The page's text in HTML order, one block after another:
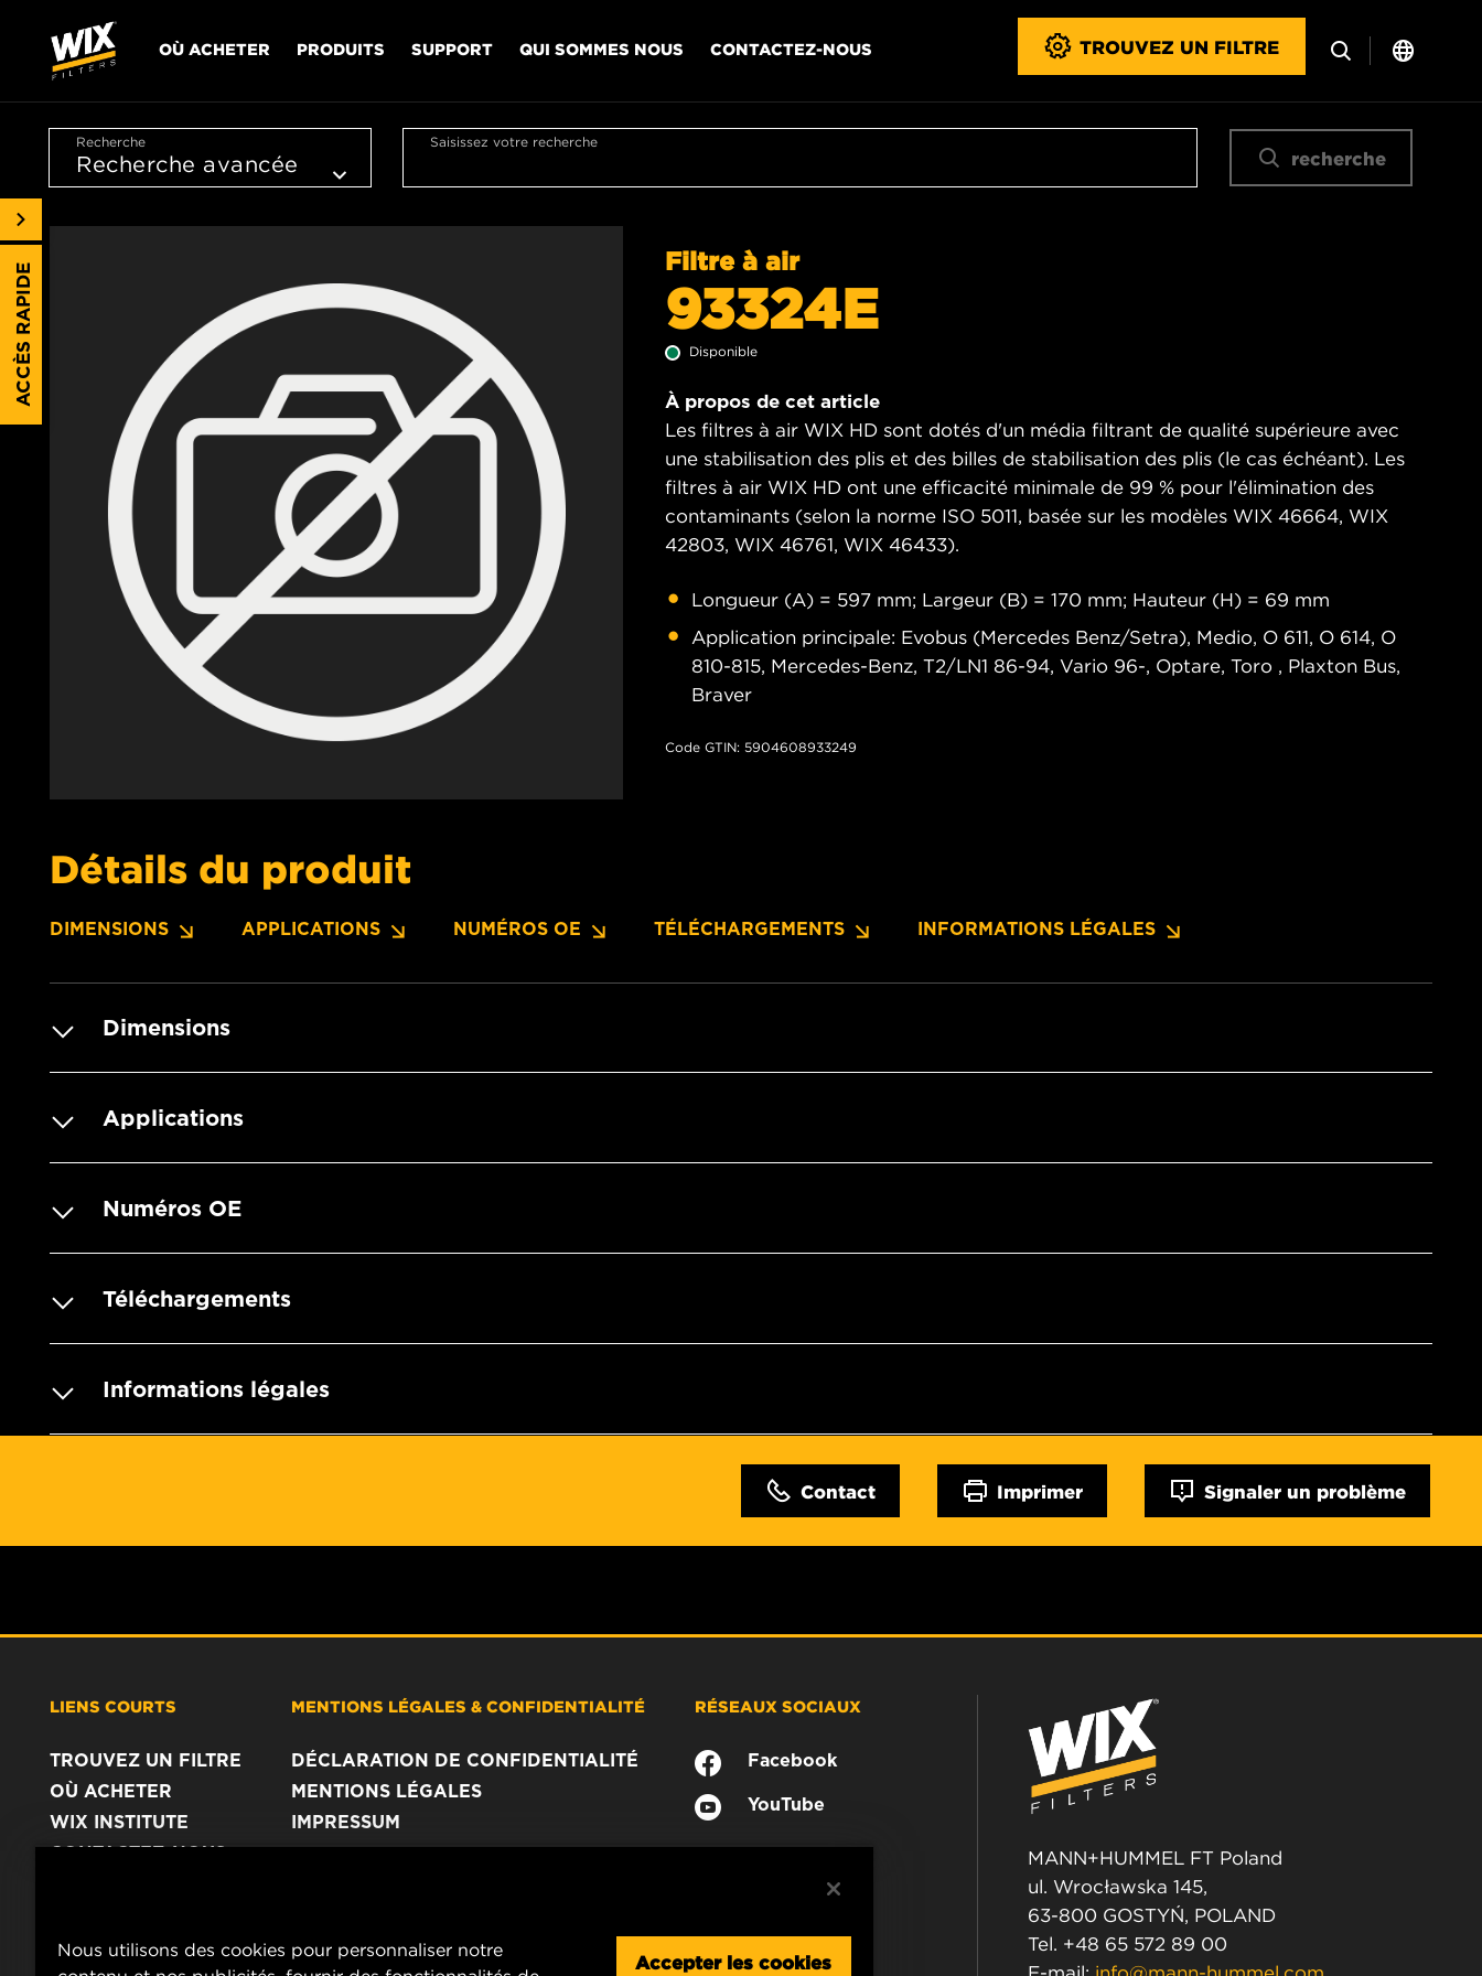
OÙ ACHETER PRODUITS SUPPORT QUI SOMMES NOUS CONTACTEZ-NOUS TROUVEZ UN FILTRE
Recherche Saisissez votre recherche
recherche
Filtre à air
93324E
Disponible
À propos de cet article
Les filtres à air WIX HD sont dotés d'un média filtrant de qualité supérieure avec
une stabilisation des plis et des billes de stabilisation des plis (le cas échéant). Les
filtres à air WIX HD ont une efficacité minimale de 99 % pour l'élimination des
contaminants (selon la norme ISO 5011, basée sur les modèles WIX 46664, WIX
42803, WIX 46761, WIX 46433).
Longueur (A) = 597 mm; Largeur (B) = 170 mm; Hauteur (H) = 69 mm
Application principale: Evobus (Mercedes Benz/Setra), Medio, O 611, O 614, O
810-815, Mercedes-Benz, T2/LN1 86-94, Vario 96-, Optare, Toro , Plaxton Bus,
Braver
Code GTIN: 5904608933249
Détails du produit
DIMENSIONS APPLICATIONS NUMÉROS OE TÉLÉCHARGEMENTS INFORMATIONS LÉGALES
Dimensions
Applications
Numéros OE
Téléchargements
Informations légales
Contact Imprimer Signaler un problème
ACCÈS RAPIDE
LIENS COURTS
TROUVEZ UN FILTRE
OÙ ACHETER
WIX INSTITUTE
CONTACTEZ-NOUS
MENTIONS LÉGALES & CONFIDENTIALITÉ
DÉCLARATION DE CONFIDENTIALITÉ
MENTIONS LÉGALES
IMPRESSUM
RÉSEAUX SOCIAUX
Facebook
YouTube
MANN+HUMMEL FT Poland
ul. Wrocławska 145,
63-800 GOSTYŃ, POLAND
Tel. +48 65 572 89 00
Nous utilisons des cookies pour personnaliser notre
Accepter les cookies